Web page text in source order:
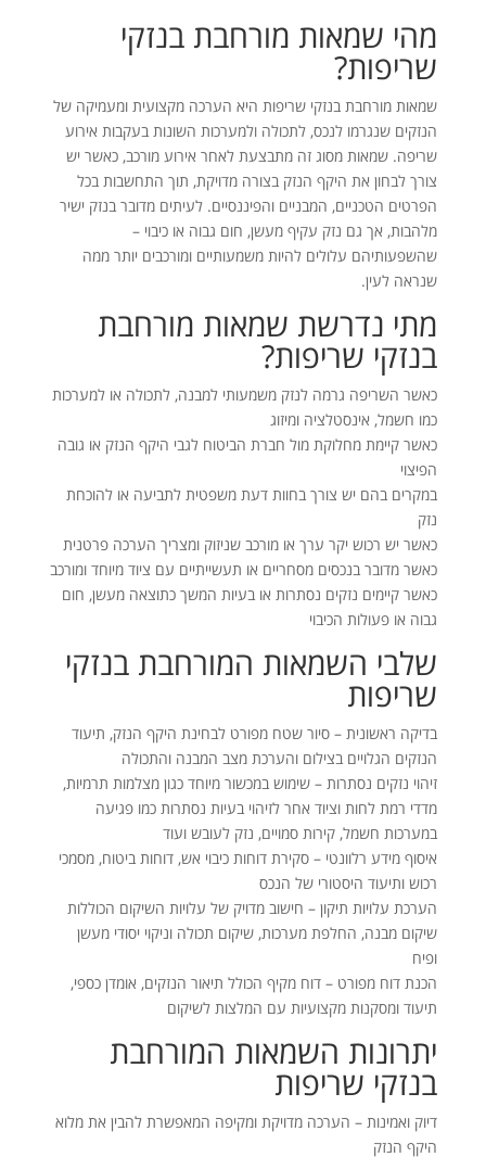
מהי שמאות מורחבת בנזקי
שריפות?
שמאות מורחבת בנזקי שריפות היא הערכה מקצועית ומעמיקה של
הנזקים שנגרמו לנכס, לתכולה ולמערכות השונות בעקבות אירוע
שריפה. שמאות מסוג זה מתבצעת לאחר אירוע מורכב, כאשר יש
צורך לבחון את היקף הנזק בצורה מדויקת, תוך התחשבות בכל
הפרטים הטכניים, המבניים והפיננסיים. לעיתים מדובר בנזק ישיר
מלהבות, אך גם נזק עקיף מעשן, חום גבוה או כיבוי –
שהשפעותיהם עלולים להיות משמעותיים ומורכבים יותר ממה
שנראה לעין.
מתי נדרשת שמאות מורחבת
בנזקי שריפות?
כאשר השריפה גרמה לנזק משמעותי למבנה, לתכולה או למערכות
כמו חשמל, אינסטלציה ומיזוג
כאשר קיימת מחלוקת מול חברת הביטוח לגבי היקף הנזק או גובה
הפיצוי
במקרים בהם יש צורך בחוות דעת משפטית לתביעה או להוכחת
נזק
כאשר יש רכוש יקר ערך או מורכב שניזוק ומצריך הערכה פרטנית
כאשר מדובר בנכסים מסחריים או תעשייתיים עם ציוד מיוחד ומורכב
כאשר קיימים נזקים נסתרות או בעיות המשך כתוצאה מעשן, חום
גבוה או פעולות הכיבוי
שלבי השמאות המורחבת בנזקי
שריפות
בדיקה ראשונית – סיור שטח מפורט לבחינת היקף הנזק, תיעוד
הנזקים הגלויים בצילום והערכת מצב המבנה והתכולה
זיהוי נזקים נסתרות – שימוש במכשור מיוחד כגון מצלמות תרמיות,
מדדי רמת לחות וציוד אחר לזיהוי בעיות נסתרות כמו פגיעה
במערכות חשמל, קירות סמויים, נזק לעובש ועוד
איסוף מידע רלוונטי – סקירת דוחות כיבוי אש, דוחות ביטוח, מסמכי
רכוש ותיעוד היסטורי של הנכס
הערכת עלויות תיקון – חישוב מדויק של עלויות השיקום הכוללות
שיקום מבנה, החלפת מערכות, שיקום תכולה וניקוי יסודי מעשן
ופיח
הכנת דוח מפורט – דוח מקיף הכולל תיאור הנזקים, אומדן כספי,
תיעוד ומסקנות מקצועיות עם המלצות לשיקום
יתרונות השמאות המורחבת
בנזקי שריפות
דיוק ואמינות – הערכה מדויקת ומקיפה המאפשרת להבין את מלוא
היקף הנזק